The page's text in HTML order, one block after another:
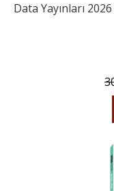
Data Yayınları